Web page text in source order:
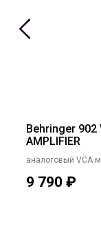
Behringer 902
AMPLIFIER
аналоговый VCA
9 790 ₽